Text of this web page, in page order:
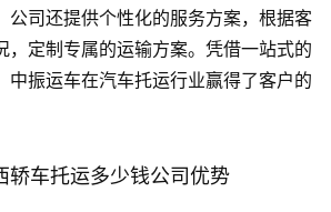
公司还提供个性化的服务方案，根据客
，定制专属的运输方案。凭借一站式的
中振运车在汽车托运行业赢得了客户的
轿车托运多少钱公司优势